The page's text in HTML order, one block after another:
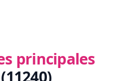
principales